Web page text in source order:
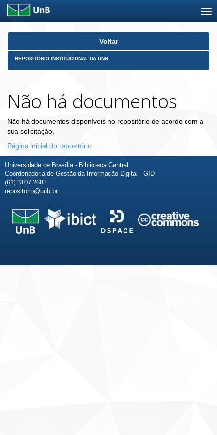
Skip
Voltar
REPOSITÓRIO INSTITUCIONAL DA UNB
Não há documentos
Não há documentos disponíveis no repositório de acordo com a
sua solicitação.
Página inicial do repositório
Universidade de Brasília - Biblioteca Central
Coordenadoria de Gestão da Informação Digital - GID
(61) 3107-2683
repositorio@unb.br